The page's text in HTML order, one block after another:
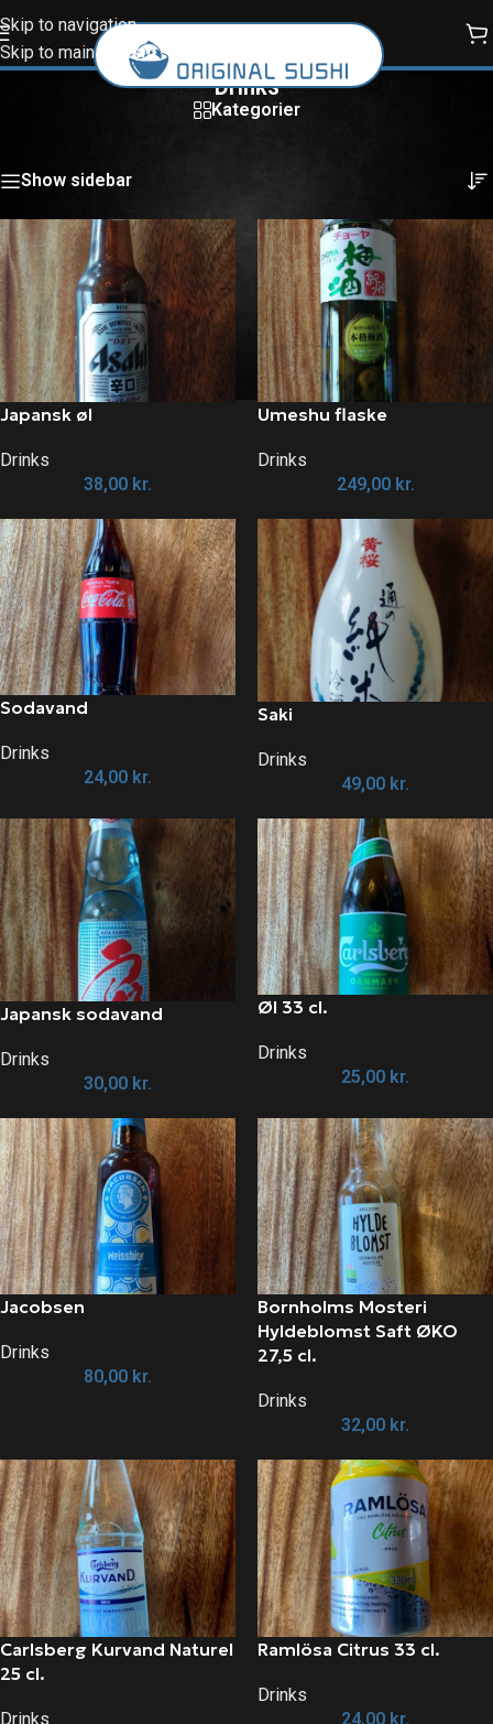
Skip to navigation
Skip to main content
Drinks
Kategorier
Show sidebar
Japansk øl
Drinks
38,00 kr.
Umeshu flaske
Drinks
249,00 kr.
Sodavand
Drinks
24,00 kr.
Saki
Drinks
49,00 kr.
Japansk sodavand
Drinks
30,00 kr.
Øl 33 cl.
Drinks
25,00 kr.
Jacobsen
Drinks
80,00 kr.
Bornholms Mosteri
Hyldeblomst Saft ØKO
27,5 cl.
Drinks
32,00 kr.
Carlsberg Kurvand Naturel
25 cl.
Drinks
Ramlösa Citrus 33 cl.
Drinks
24,00 kr.